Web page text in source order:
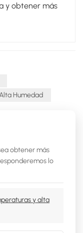
y obtener más
Humedad
obtener más
lo
y alta